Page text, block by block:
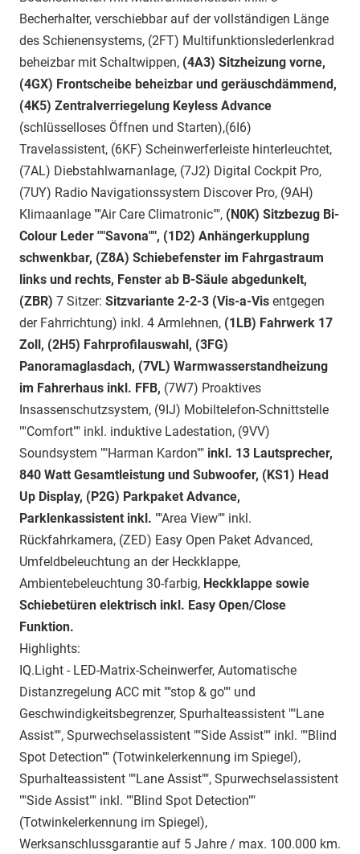
Becherhalter, verschiebbar auf der vollständigen Länge
des Schienensystems, (2FT) Multifunktionslederlenkrad
beheizbar mit Schaltwippen, (4A3) Sitzheizung vorne,
(4GX) Frontscheibe beheizbar und geräuschdämmend,
(4K5) Zentralverriegelung Keyless Advance
(schlüsselloses Öffnen und Starten),(6I6)
Travelassistent, (6KF) Scheinwerferleiste hinterleuchtet,
(7AL) Diebstahlwarnanlage, (7J2) Digital Cockpit Pro,
(7UY) Radio Navigationssystem Discover Pro, (9AH)
Klimaanlage ""Air Care Climatronic"", (N0K) Sitzbezug Bi-
Colour Leder ""Savona"", (1D2) Anhängerkupplung
schwenkbar, (Z8A) Schiebefenster im Fahrgastraum
links und rechts, Fenster ab B-Säule abgedunkelt,
(ZBR) 7 Sitzer: Sitzvariante 2-2-3 (Vis-a-Vis entgegen
der Fahrrichtung) inkl. 4 Armlehnen, (1LB) Fahrwerk 17
Zoll, (2H5) Fahrprofilauswahl, (3FG)
Panoramaglasdach, (7VL) Warmwasserstandheizung
im Fahrerhaus inkl. FFB, (7W7) Proaktives
Insassenschutzsystem, (9IJ) Mobiltelefon-Schnittstelle
""Comfort"" inkl. induktive Ladestation, (9VV)
Soundsystem ""Harman Kardon"" inkl. 13 Lautsprecher,
840 Watt Gesamtleistung und Subwoofer, (KS1) Head
Up Display, (P2G) Parkpaket Advance,
Parklenkassistent inkl. ""Area View"" inkl.
Rückfahrkamera, (ZED) Easy Open Paket Advanced,
Umfeldbeleuchtung an der Heckklappe,
Ambientebeleuchtung 30-farbig, Heckklappe sowie
Schiebetüren elektrisch inkl. Easy Open/Close
Funktion.
Highlights:
IQ.Light - LED-Matrix-Scheinwerfer, Automatische
Distanzregelung ACC mit ""stop & go"" und
Geschwindigkeitsbegrenzer, Spurhalteassistent ""Lane
Assist"", Spurwechselassistent ""Side Assist"" inkl. ""Blind
Spot Detection"" (Totwinkelerkennung im Spiegel),
Spurhalteassistent ""Lane Assist"", Spurwechselassistent
""Side Assist"" inkl. ""Blind Spot Detection""
(Totwinkelerkennung im Spiegel),
Werksanschlussgarantie auf 5 Jahre / max. 100.000 km.